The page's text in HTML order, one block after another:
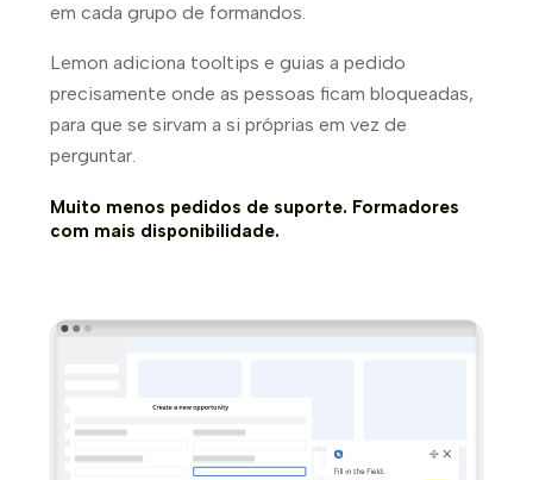
em cada grupo de formandos.
Lemon adiciona tooltips e guias a pedido
precisamente onde as pessoas ficam bloqueadas,
para que se sirvam a si próprias em vez de
perguntar.
Muito menos pedidos de suporte. Formadores
com mais disponibilidade.